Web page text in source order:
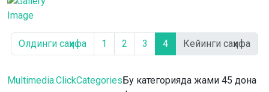
Олдинги саҳифа 1 2 3 4 Кейинги саҳифа
Multimedia.ClickCategoriesБу категорияда жами 45 дона